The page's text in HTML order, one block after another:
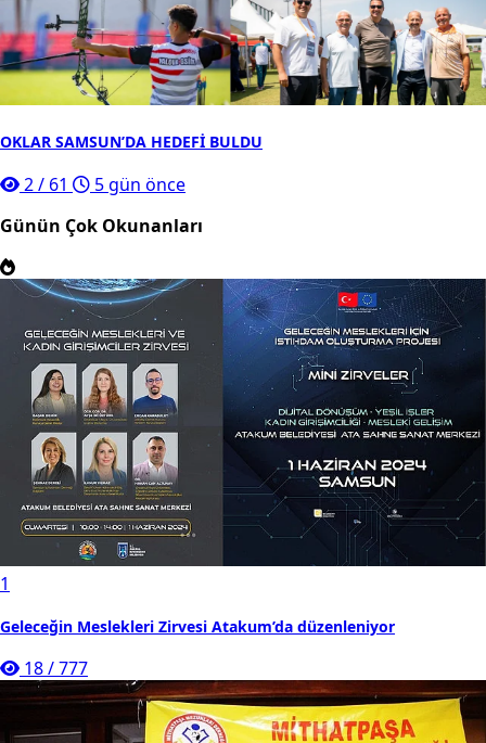
OKLAR SAMSUN’DA HEDEFİ BULDU
2/ 61
5 gün önce
Günün Çok Okunanları
1
Geleceğin Meslekleri Zirvesi Atakum’da düzenleniyor
18/777